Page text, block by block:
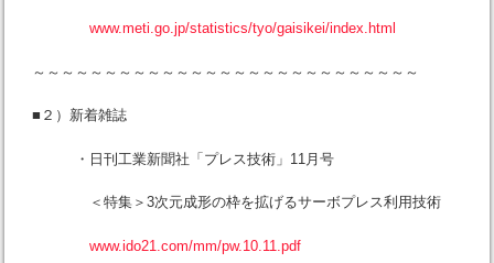
www.meti.go.jp/statistics/tyo/gaisikei/index.html
～～～～～～～～～～～～～～～～～～～～～～～～～～～
■２）新着雑誌
・日刊工業新聞社「プレス技術」11月号
＜特集＞3次元成形の枠を拡げるサーボプレス利用技術
www.ido21.com/mm/pw.10.11.pdf